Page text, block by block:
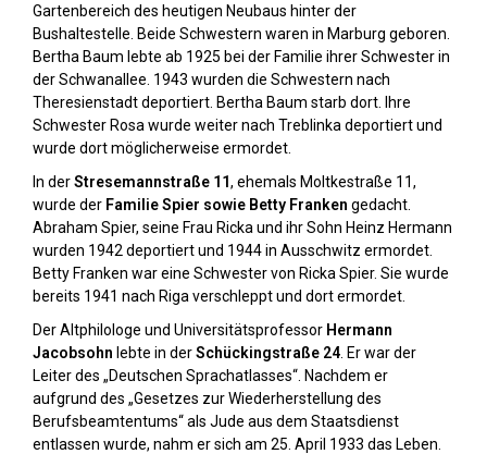
Gartenbereich des heutigen Neubaus hinter der
Bushaltestelle. Beide Schwestern waren in Marburg geboren.
Bertha Baum lebte ab 1925 bei der Familie ihrer Schwester in
der Schwanallee. 1943 wurden die Schwestern nach
Theresienstadt deportiert. Bertha Baum starb dort. Ihre
Schwester Rosa wurde weiter nach Treblinka deportiert und
wurde dort möglicherweise ermordet.
In derStresemannstraße 11, ehemals Moltkestraße 11,
wurde der Familie Spier sowie Betty Franken gedacht.
Abraham Spier, seine Frau Ricka und ihr Sohn Heinz Hermann
wurden 1942 deportiert und 1944 in Ausschwitz ermordet.
Betty Franken war eine Schwester von Ricka Spier. Sie wurde
bereits 1941 nach Riga verschleppt und dort ermordet.
Der Altphilologe und Universitätsprofessor Hermann
Jacobsohn lebte in derSchückingstraße 24 . Er war der
Leiter des „Deutschen Sprachatlasses“. Nachdem er
aufgrund des „Gesetzes zur Wiederherstellung des
Berufsbeamtentums“ als Jude aus dem Staatsdienst
entlassen wurde, nahm er sich am 25. April 1933 das Leben.